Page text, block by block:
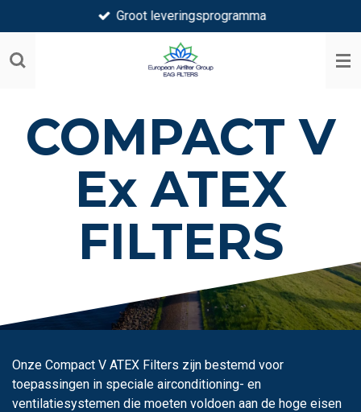
direct
naar
Groot leveringsprogramma
COMPACT V
Ex ATEX
FILTERS
Onze Compact V ATEX Filters zijn bestemd voor
toepassingen in speciale airconditioning- en
ventilatiesystemen die moeten voldoen aan de hoge eisen